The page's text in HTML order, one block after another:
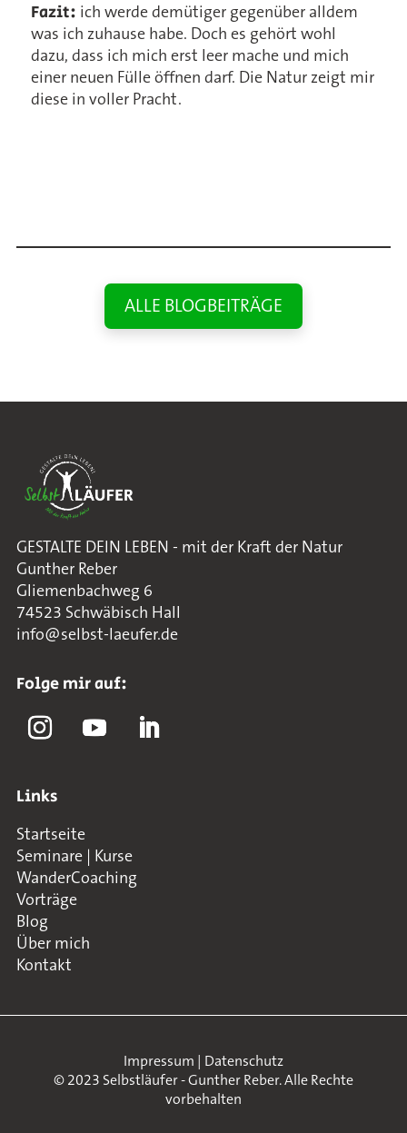
Fazit: ich werde demütiger gegenüber alldem
was ich zuhause habe. Doch es gehört wohl
dazu, dass ich mich erst leer mache und mich
einer neuen Fülle öffnen darf. Die Natur zeigt mir
diese in voller Pracht.
ALLE BLOGBEITRÄGE
GESTALTE DEIN LEBEN - mit der Kraft der Natur
Gunther Reber
Gliemenbachweg 6
74523 Schwäbisch Hall
info@selbst-laeufer.de
Folge mir auf:
Links
Startseite
Seminare | Kurse
WanderCoaching
Vorträge
Blog
Über mich
Kontakt
Impressum
Datenschutz
© 2023 Selbstläufer - Gunther Reber. Alle Rechte
vorbehalten